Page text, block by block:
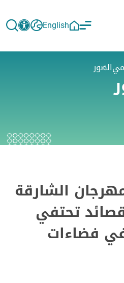
English
الصور
الشارقة
تحتفي
فضاءات